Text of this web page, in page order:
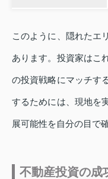
このように、隠れたエ
あります。投資家はこ
の投資戦略にマッチす
するためには、現地を
展可能性を自分の目で
不動産投資の成